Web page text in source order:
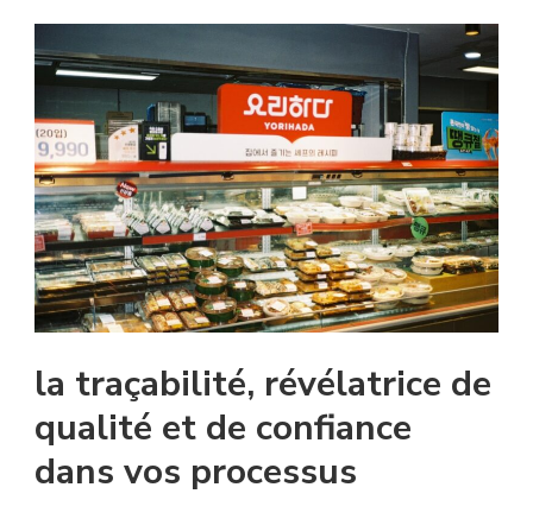
la traçabilité, révélatrice de
qualité et de confiance
dans vos processus